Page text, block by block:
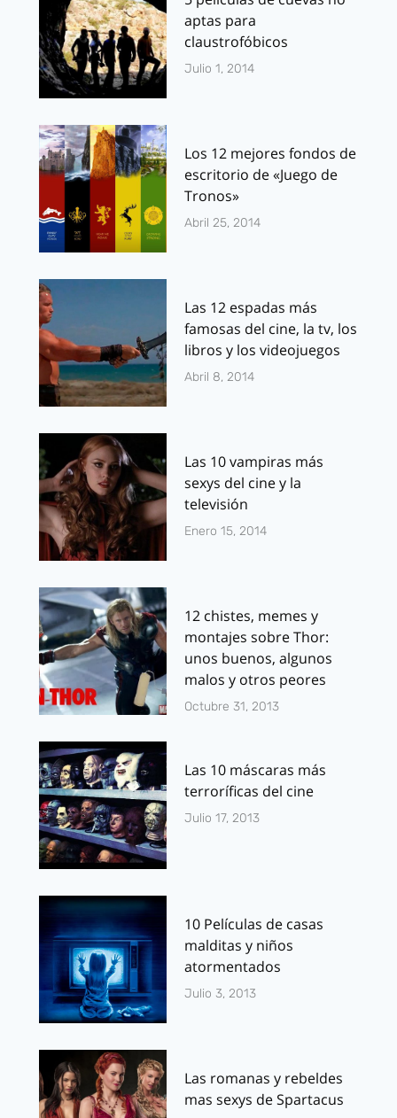
aptas para
claustrofóbicos
Julio 1, 2014
Los 12 mejores fondos de
escritorio de «Juego de
Tronos»
Abril 25, 2014
Las 12 espadas más
famosas del cine, la tv, los
libros y los videojuegos
Abril 8, 2014
Las 10 vampiras más
sexys del cine y la
televisión
Enero 15, 2014
12 chistes, memes y
montajes sobre Thor:
unos buenos, algunos
malos y otros peores
Octubre 31, 2013
Las 10 máscaras más
terroríficas del cine
Julio 17, 2013
10 Películas de casas
malditas y niños
atormentados
Julio 3, 2013
Las romanas y rebeldes
mas sexys de Spartacus